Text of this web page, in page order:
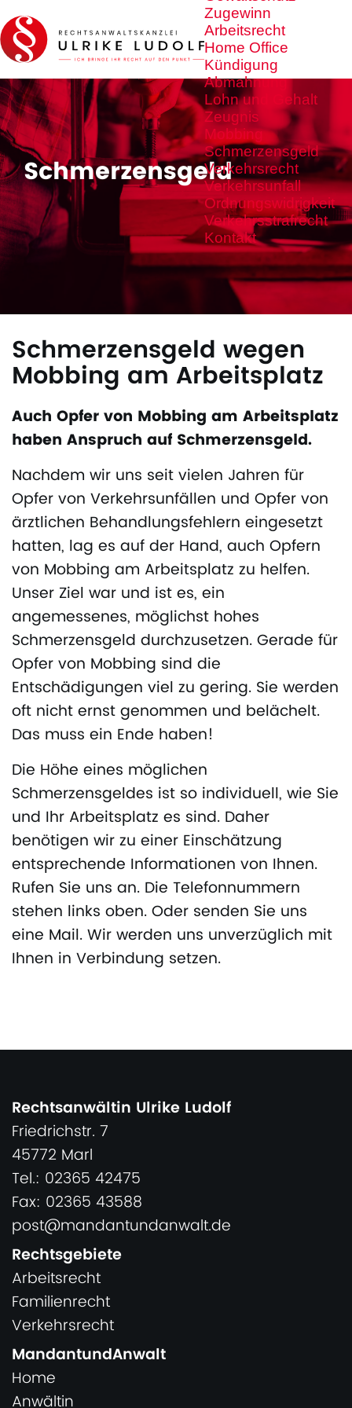
Zugewinn
Arbeitsrecht
Home Office
Kündigung
Abmahnung
Lohn und Gehalt
Zeugnis
Mobbing
Schmerzensgeld
Verkehrsrecht
Verkehrsunfall
Ordnungswidrigkeit
Verkehrsstrafrecht
Kontakt
Schmerzensgeld
Schmerzensgeld wegen
Mobbing am Arbeitsplatz
Auch Opfer von Mobbing am Arbeitsplatz
haben Anspruch auf Schmerzensgeld.
Nachdem wir uns seit vielen Jahren für
Opfer von Verkehrsunfällen und Opfer von
ärztlichen Behandlungsfehlern eingesetzt
hatten, lag es auf der Hand, auch Opfern
von Mobbing am Arbeitsplatz zu helfen.
Unser Ziel war und ist es, ein
angemessenes, möglichst hohes
Schmerzensgeld durchzusetzen. Gerade für
Opfer von Mobbing sind die
Entschädigungen viel zu gering. Sie werden
oft nicht ernst genommen und belächelt.
Das muss ein Ende haben!
Die Höhe eines möglichen
Schmerzensgeldes ist so individuell, wie Sie
und Ihr Arbeitsplatz es sind. Daher
benötigen wir zu einer Einschätzung
entsprechende Informationen von Ihnen.
Rufen Sie uns an. Die Telefonnummern
stehen links oben. Oder senden Sie uns
eine Mail. Wir werden uns unverzüglich mit
Ihnen in Verbindung setzen.
Rechtsanwältin Ulrike Ludolf
Friedrichstr. 7
45772 Marl
Tel.: 02365 42475
Fax: 02365 43588
post@mandantundanwalt.de
Rechtsgebiete
Arbeitsrecht
Familienrecht
Verkehrsrecht
MandantundAnwalt
Home
Anwältin